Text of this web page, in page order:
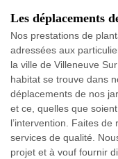
Les déplacements
Nos prestations de
adressées aux
la ville de Villeneuve
habitat se trouve dans
déplacements de nos
et ce, quelles que
l’intervention. Faites
services de qualité.
projet et à vouf fournir